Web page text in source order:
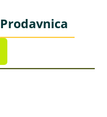
Prodavnica